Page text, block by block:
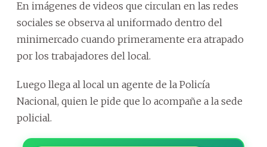
En imágenes de videos que circulan en las redes
sociales se observa al uniformado dentro del
minimercado cuando primeramente era atrapado
por los trabajadores del local.
Luego llega al local un agente de la Policía
Nacional, quien le pide que lo acompañe a la sede
policial.